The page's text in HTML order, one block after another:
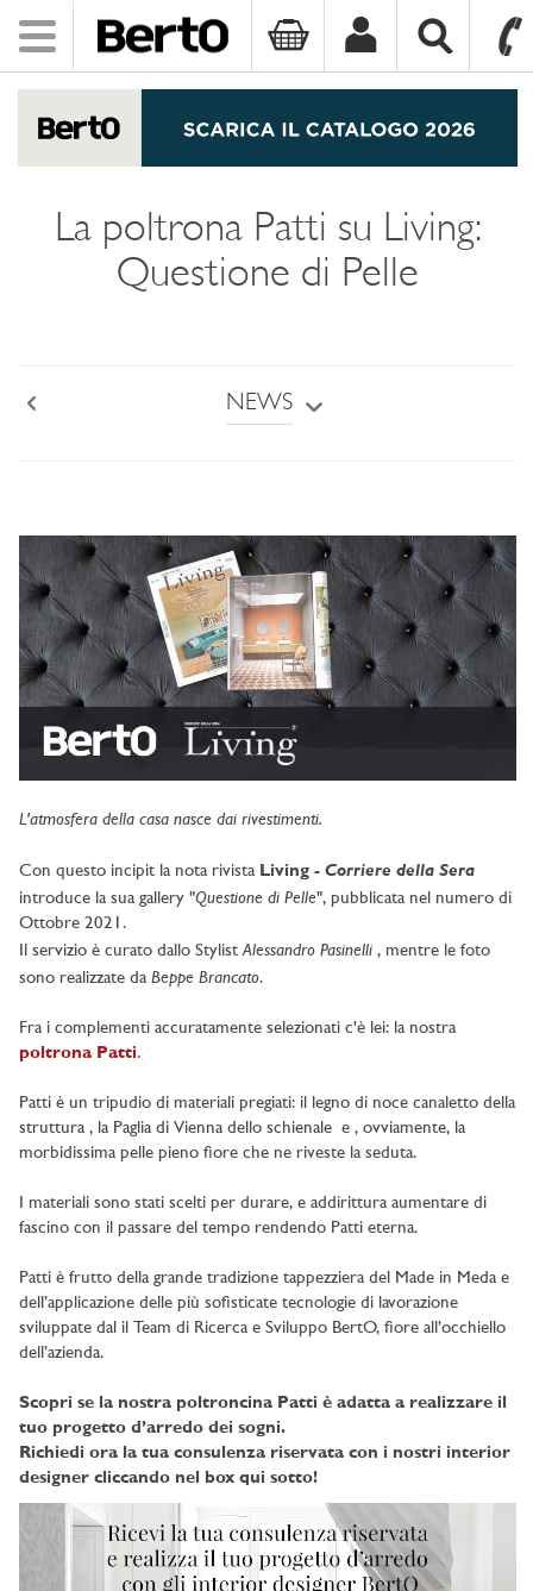
Toggle
navigation
La poltrona Patti su Living:
Questione di Pelle
NEWS
L'atmosfera della casa nasce dai rivestimenti.
Con questo incipit la nota rivista Living - Corriere della Sera
introduce la sua gallery "Questione di Pelle", pubblicata nel numero di
Ottobre 2021.
Il servizio è curato dallo StylistAlessandro Pasinelli , mentre le foto
sono realizzate da Beppe Brancato.
Fra i complementi accuratamente selezionati c'è lei: la nostra
poltrona Patti.
Patti è un tripudio di materiali pregiati: il legno di noce canaletto della
struttura , la Paglia di Vienna dello schienale e , ovviamente, la
morbidissima pelle pieno fiore che ne riveste la seduta.
I materiali sono stati scelti per durare, e addirittura aumentare di
fascino con il passare del tempo rendendo Patti eterna.
Patti è frutto della grande tradizione tappezziera del Made in Meda e
dell’applicazione delle più sofisticate tecnologie di lavorazione
sviluppate dal il Team di Ricerca e Sviluppo BertO, fiore all’occhiello
dell’azienda.
Scopri se la nostra poltroncina Patti è adatta a realizzare il
tuo progetto d’arredo dei sogni.
Richiedi ora la tua consulenza riservata con i nostri interior
designer cliccando nel box qui sotto!